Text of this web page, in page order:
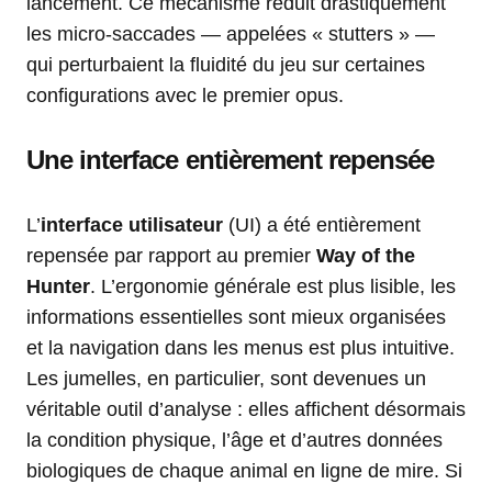
les micro-saccades — appelées « stutters » —
qui perturbaient la fluidité du jeu sur certaines
configurations avec le premier opus.
Une interface entièrement repensée
L’interface utilisateur (UI) a été entièrement
repensée par rapport au premier Way of the
Hunter. L’ergonomie générale est plus lisible, les
informations essentielles sont mieux organisées
et la navigation dans les menus est plus intuitive.
Les jumelles, en particulier, sont devenues un
véritable outil d’analyse : elles affichent désormais
la condition physique, l’âge et d’autres données
biologiques de chaque animal en ligne de mire. Si